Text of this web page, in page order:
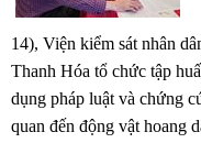
14), Viện kiểm sát nhân
Thanh Hóa tổ chức tập
dụng pháp luật và chứng
quan đến động vật hoang